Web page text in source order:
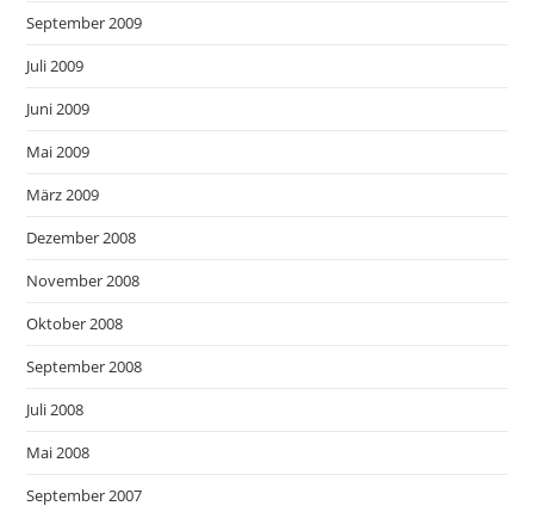
September 2009
Juli 2009
Juni 2009
Mai 2009
März 2009
Dezember 2008
November 2008
Oktober 2008
September 2008
Juli 2008
Mai 2008
September 2007